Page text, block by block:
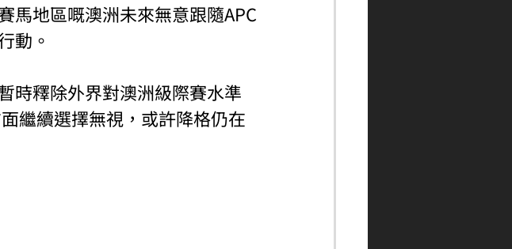
馬地區嘅澳洲未來無意跟隨APC
動。
時釋除外界對澳洲級際賽水準
繼續選擇無視，或許降格仍在